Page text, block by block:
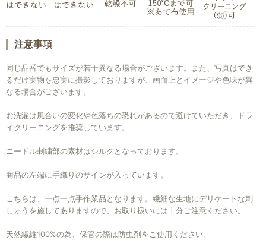
お買い物を続ける カートへ進む
注意事項
同じ品番でもサイズが若干異なる場合がございます。また、写真はでき
るだけ実物を忠実に撮影しておりますが、画面上とイメージや色味が異
なる場合がございます。
お洗濯は風合いの変化や色落ちの恐れがあるので避けていただき、ドラ
イクリーニングを推奨しています。
ニードル刺繍部の素材はシルクとなっております。
商品の左端に手織りのサインが入っています。
こちらは、一点一点手作業品となります。繊細な生地にデリケートな刺
しゅうを施してありますので、お取り扱いには十分ご注意ください。
天然繊維100%の為、保管の際は防虫剤をご使用ください。